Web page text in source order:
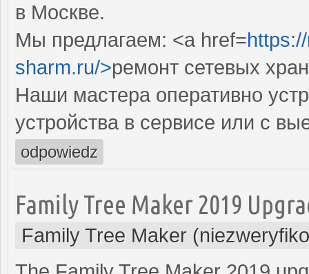
в Москве.
Мы предлагаем: <a href=
sharm.ru/>ремонт сетевых
Наши мастера оперативно
устройства в сервисе или с
odpowiedz
Family Tree Maker 2019
Family Tree Maker